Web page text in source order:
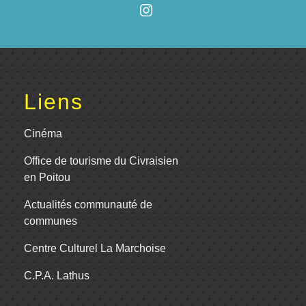
Liens
Cinéma
Office de tourisme du Civraisien
en Poitou
Actualités communauté de
communes
Centre Culturel La Marchoise
C.P.A. Lathus